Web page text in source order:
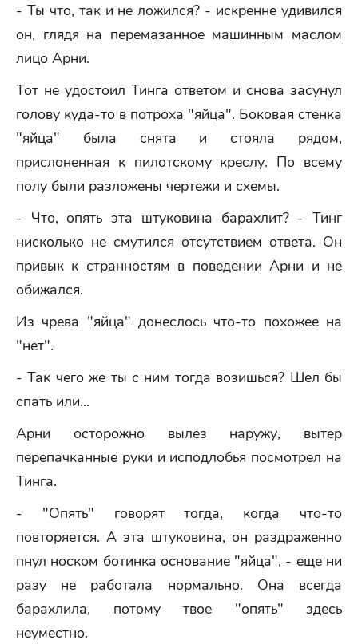
- Ты что, так и не ложился? - искренне удивился
он, глядя на перемазанное машинным маслом
лицо Арни.
Тот не удостоил Тинга ответом и снова засунул
голову куда-то в потроха "яйца". Боковая стенка
"яйца" была снята и стояла рядом,
прислоненная к пилотскому креслу. По всему
полу были разложены чертежи и схемы.
- Что, опять эта штуковина барахлит? - Тинг
нисколько не смутился отсутствием ответа. Он
привык к странностям в поведении Арни и не
обижался.
Из чрева "яйца" донеслось что-то похожее на
"нет".
- Так чего же ты с ним тогда возишься? Шел бы
спать или...
Арни осторожно вылез наружу, вытер
перепачканные руки и исподлобья посмотрел на
Тинга.
- "Опять" говорят тогда, когда что-то
повторяется. А эта штуковина, он раздраженно
пнул носком ботинка основание "яйца", - еще ни
разу не работала нормально. Она всегда
барахлила, потому твое "опять" здесь
неуместно.